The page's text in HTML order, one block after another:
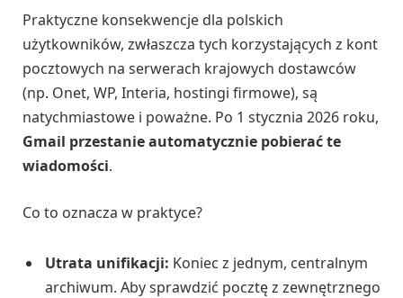
Praktyczne konsekwencje dla polskich
użytkowników, zwłaszcza tych korzystających z kont
pocztowych na serwerach krajowych dostawców
(np. Onet, WP, Interia, hostingi firmowe), są
natychmiastowe i poważne. Po 1 stycznia 2026 roku,
Gmail przestanie automatycznie pobierać te
wiadomości.
Co to oznacza w praktyce?
Utrata unifikacji: Koniec z jednym, centralnym
archiwum. Aby sprawdzić pocztę z zewnętrznego